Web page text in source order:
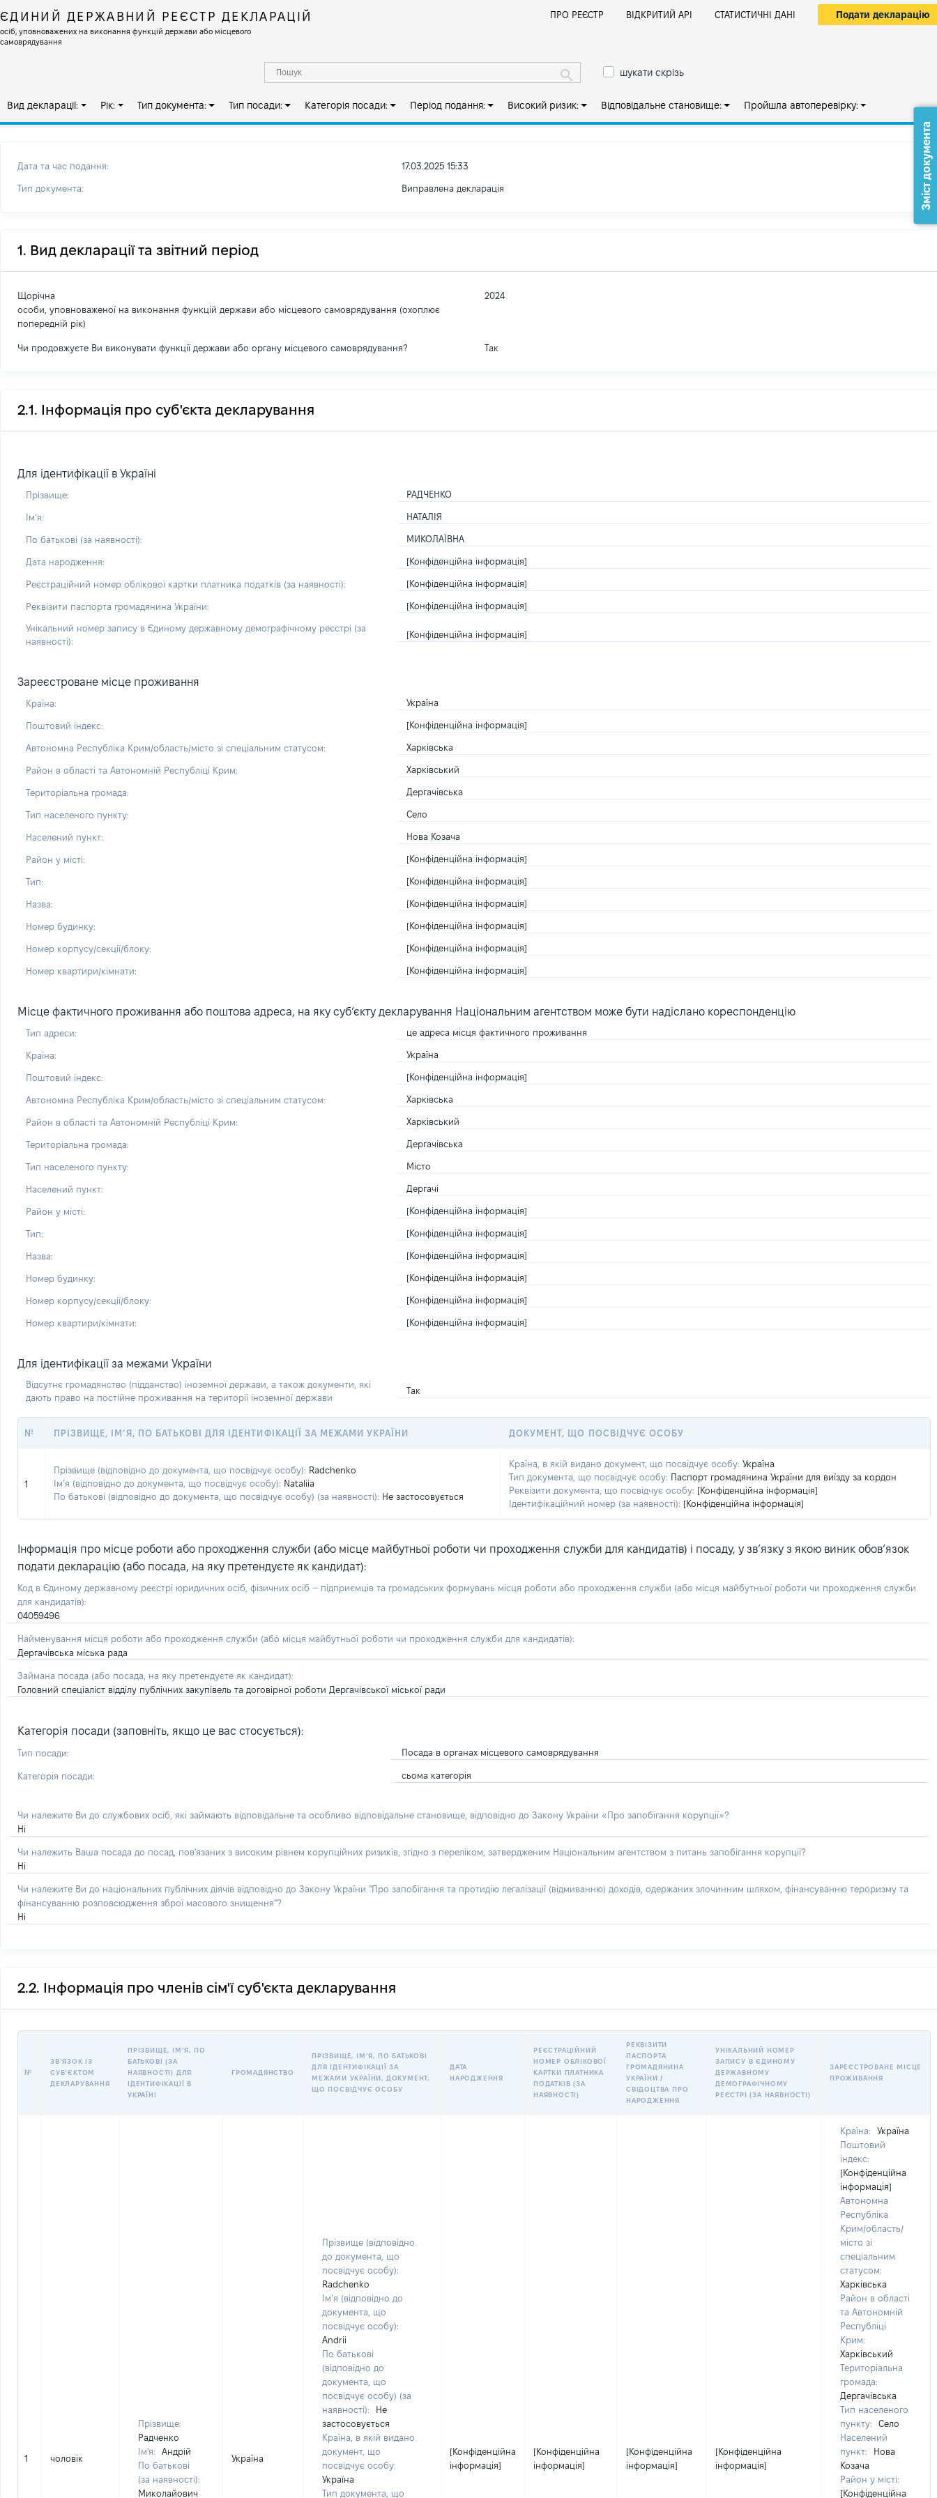
ЄДИНИЙ ДЕРЖАВНИЙ РЕЄСТР ДЕКЛАРАЦІЙ
осіб, уповноважених на виконання функцій держави або місцевого
самоврядування
ПРО РЕЄСТР ВІДКРИТИЙ АРІ СТАТИСТИЧНІ ДАНІ Подати декларацію
шукати скрізь
Вид декларації: Рік: Тип документа: Тип посади: Категорія посади: Період подання: Високий ризик: Відповідальне становище: Пройшла автоперевірку:
Дата та час подання: 17.03.2025 15:33
Тип документа: Виправлена декларація
1. Вид декларації та звітний період
Щорічна
особи, уповноваженої на виконання функцій держави або місцевого самоврядування (охоплює
попередній рік)
2024
Чи продовжуєте Ви виконувати функції держави або органу місцевого самоврядування? Так
2.1. Інформація про суб'єкта декларування
Для ідентифікації в Україні
Прізвище: РАДЧЕНКО
Імʼя: НАТАЛІЯ
По батькові (за наявності): МИКОЛАЇВНА
Дата народження: [Конфіденційна інформація]
Реєстраційний номер облікової картки платника податків (за наявності): [Конфіденційна інформація]
Реквізити паспорта громадянина України: [Конфіденційна інформація]
Унікальний номер запису в Єдиному державному демографічному реєстрі (за
наявності):
[Конфіденційна інформація]
Зареєстроване місце проживання
Країна: Україна
Поштовий індекс: [Конфіденційна інформація]
Автономна Республіка Крим/область/місто зі спеціальним статусом: Харківська
Район в області та Автономній Республіці Крим: Харківський
Територіальна громада: Дергачівська
Тип населеного пункту: Село
Населений пункт: Нова Козача
Район у місті: [Конфіденційна інформація]
Тип: [Конфіденційна інформація]
Назва: [Конфіденційна інформація]
Номер будинку: [Конфіденційна інформація]
Номер корпусу/секції/блоку: [Конфіденційна інформація]
Номер квартири/кімнати: [Конфіденційна інформація]
Місце фактичного проживання або поштова адреса, на яку суб’єкту декларування Національним агентством може бути надіслано кореспонденцію
Тип адреси: це адреса місця фактичного проживання
Країна: Україна
Поштовий індекс: [Конфіденційна інформація]
Автономна Республіка Крим/область/місто зі спеціальним статусом: Харківська
Район в області та Автономній Республіці Крим: Харківський
Територіальна громада: Дергачівська
Тип населеного пункту: Місто
Населений пункт: Дергачі
Район у місті: [Конфіденційна інформація]
Тип: [Конфіденційна інформація]
Назва: [Конфіденційна інформація]
Номер будинку: [Конфіденційна інформація]
Номер корпусу/секції/блоку: [Конфіденційна інформація]
Номер квартири/кімнати: [Конфіденційна інформація]
Для ідентифікації за межами України
Відсутнє громадянство (підданство) іноземної держави, а також документи, які
дають право на постійне проживання на території іноземної держави
Так
№ ПРІЗВИЩЕ, ІМ’Я, ПО БАТЬКОВІ ДЛЯ ІДЕНТИФІКАЦІЇ ЗА МЕЖАМИ УКРАЇНИ ДОКУМЕНТ, ЩО ПОСВІДЧУЄ ОСОБУ
1
Прізвище (відповідно до документа, що посвідчує особу): Radchenko
Ім’я (відповідно до документа, що посвідчує особу): Nataliia
По батькові (відповідно до документа, що посвідчує особу) (за наявності): Не застосовується
Країна, в якій видано документ, що посвідчує особу: Україна
Тип документа, що посвідчує особу: Паспорт громадянина України для виїзду за кордон
Реквізити документа, що посвідчує особу: [Конфіденційна інформація]
Ідентифікаційний номер (за наявності): [Конфіденційна інформація]
Інформація про місце роботи або проходження служби (або місце майбутньої роботи чи проходження служби для кандидатів) і посаду, у зв’язку з якою виник обов’язок
подати декларацію (або посада, на яку претендуєте як кандидат):
Код в Єдиному державному реєстрі юридичних осіб, фізичних осіб – підприємців та громадських формувань місця роботи або проходження служби (або місця майбутньої роботи чи проходження служби
для кандидатів):
04059496
Найменування місця роботи або проходження служби (або місця майбутньої роботи чи проходження служби для кандидатів):
Дергачівська міська рада
Займана посада (або посада, на яку претендуєте як кандидат):
Головний спеціаліст відділу публічних закупівель та договірної роботи Дергачівської міської ради
Категорія посади (заповніть, якщо це вас стосується):
Тип посади: Посада в органах місцевого самоврядування
Категорія посади: сьома категорія
Чи належите Ви до службових осіб, які займають відповідальне та особливо відповідальне становище, відповідно до Закону України «Про запобігання корупції»?
Ні
Чи належить Ваша посада до посад, пов'язаних з високим рівнем корупційних ризиків, згідно з переліком, затвердженим Національним агентством з питань запобігання корупції?
Ні
Чи належите Ви до національних публічних діячів відповідно до Закону України "Про запобігання та протидію легалізації (відмиванню) доходів, одержаних злочинним шляхом, фінансуванню тероризму та
фінансуванню розповсюдження зброї масового знищення"?
Ні
2.2. Інформація про членів сім'ї суб'єкта декларування
№
ЗВʼЯЗОК ІЗ
СУБʼЄКТОМ
ДЕКЛАРУВАННЯ
ПРІЗВИЩЕ, ІМʼЯ, ПО
БАТЬКОВІ (ЗА
НАЯВНОСТІ) ДЛЯ
ІДЕНТИФІКАЦІЇ В
УКРАЇНІ
ГРОМАДЯНСТВО
ПРІЗВИЩЕ, ІМʼЯ, ПО БАТЬКОВІ
ДЛЯ ІДЕНТИФІКАЦІЇ ЗА
МЕЖАМИ УКРАЇНИ, ДОКУМЕНТ,
ЩО ПОСВІДЧУЄ ОСОБУ
ДАТА
НАРОДЖЕННЯ
РЕЄСТРАЦІЙНИЙ
НОМЕР ОБЛІКОВОЇ
КАРТКИ ПЛАТНИКА
ПОДАТКІВ (ЗА
НАЯВНОСТІ)
РЕКВІЗИТИ
ПАСПОРТА
ГРОМАДЯНИНА
УКРАЇНИ /
СВІДОЦТВА ПРО
НАРОДЖЕННЯ
УНІКАЛЬНИЙ НОМЕР
ЗАПИСУ В ЄДИНОМУ
ДЕРЖАВНОМУ
ДЕМОГРАФІЧНОМУ
РЕЄСТРІ (ЗА НАЯВНОСТІ)
ЗАРЕЄСТРОВАНЕ МІСЦЕ
ПРОЖИВАННЯ
1 чоловік
Прізвище:
Радченко
Ім'я:
Андрій
По батькові
(за наявності):
Миколайович
Україна
Прізвище (відповідно
до документа, що
посвідчує особу):
Radchenko
Ім’я (відповідно до
документа, що
посвідчує особу):
Andrii
По батькові
(відповідно до
документа, що
посвідчує особу) (за
наявності):
Не
застосовується
Країна, в якій видано
документ, що
посвідчує особу:
Україна
Тип документа, що
[Конфіденційна
інформація]
[Конфіденційна
інформація]
[Конфіденційна
інформація]
[Конфіденційна
інформація]
Країна:
Україна
Поштовий
індекс:
[Конфіденційна
інформація]
Автономна
Республіка
Крим/область/
місто зі
спеціальним
статусом:
Харківська
Район в області
та Автономній
Республіці
Крим:
Харківський
Територіальна
громада:
Дергачівська
Тип населеного
пункту:
Село
Населений
пункт:
Нова
Козача
Район у місті:
[Конфіденційна
Зміст документа